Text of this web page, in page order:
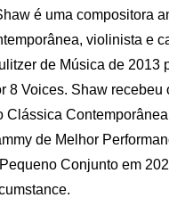
é uma compositora
violinista e
de Música de 2013
8 Voices. Shaw recebeu
Clássica
de Melhor
Conjunto em